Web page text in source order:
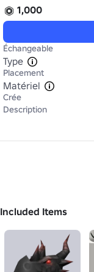
1,000
Échangeable
Type
Placement
Matériel
Crée
Description
Included Items